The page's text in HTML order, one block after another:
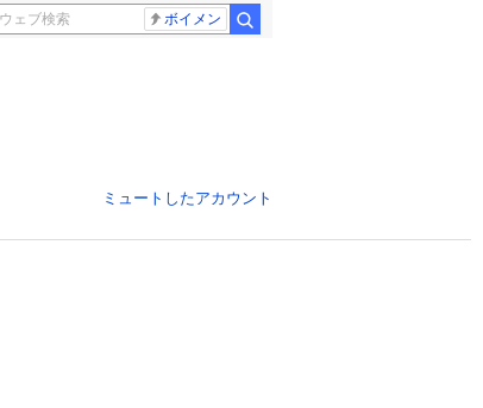
ボイメン
ミュートしたアカウント